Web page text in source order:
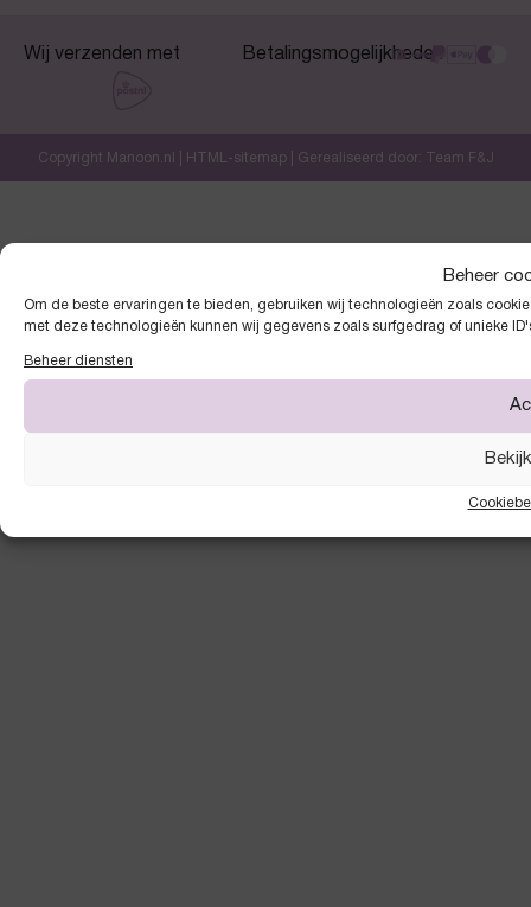
Beheer
Om de beste ervaringen te bieden, gebruiken wij technologieën zoals
met deze technologieën kunnen wij gegevens zoals surfgedrag of unieke
Beheer diensten
Wij verzenden met Betalingsmogelijkheden
Copyright Manoon.nl | HTML-sitemap| Gerealiseerd door: Team F&J